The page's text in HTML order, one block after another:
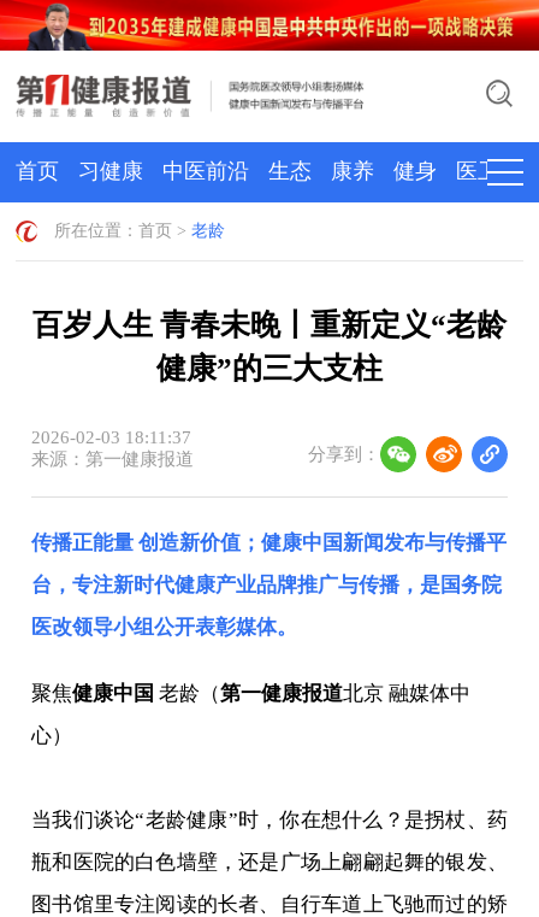
首页 习健康 中医前沿 生态 康养 健身 医卫
所在位置：首页 >老龄
百岁人生 青春未晚丨重新定义“老龄
健康”的三大支柱
2026-02-03 18:11:37
来源：第一健康报道
分享到：
传播正能量 创造新价值；健康中国新闻发布与传播平
台，专注新时代健康产业品牌推广与传播，是国务院
医改领导小组公开表彰媒体。
聚焦健康中国 老龄（第一健康报道北京 融媒体中
心）
当我们谈论“老龄健康”时，你在想什么？是拐杖、药
瓶和医院的白色墙壁，还是广场上翩翩起舞的银发、
图书馆里专注阅读的长者、自行车道上飞驰而过的矫